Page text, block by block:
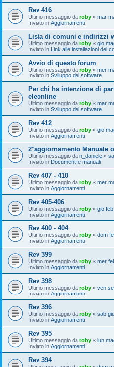
Rev 416
Ultimo messaggio da roby « mar
Inviato in Aggiornamenti
Lista di comuni e indirizzi
Ultimo messaggio da roby « gio
Inviato in Link alle installazioni dei
Avvio di questo forum
Ultimo messaggio da roby « mer
Inviato in Sviluppo del software
Per chi ha intenzione di
eleonline
Ultimo messaggio da roby « mar
Inviato in Sviluppo del software
Rev 412
Ultimo messaggio da roby « gio
Inviato in Aggiornamenti
2°aggiornamento Manuale
Ultimo messaggio da n_daniele «
Inviato in Documenti e manuali
Rev 407 - 410
Ultimo messaggio da roby « mer
Inviato in Aggiornamenti
Rev 405-406
Ultimo messaggio da roby « gio
Inviato in Aggiornamenti
Rev 400 - 404
Ultimo messaggio da roby « dom
Inviato in Aggiornamenti
Rev 399
Ultimo messaggio da roby « mer
Inviato in Aggiornamenti
Rev 398
Ultimo messaggio da roby « ven
Inviato in Aggiornamenti
Rev 396
Ultimo messaggio da roby « sab
Inviato in Aggiornamenti
Rev 395
Ultimo messaggio da roby « lun
Inviato in Aggiornamenti
Rev 394